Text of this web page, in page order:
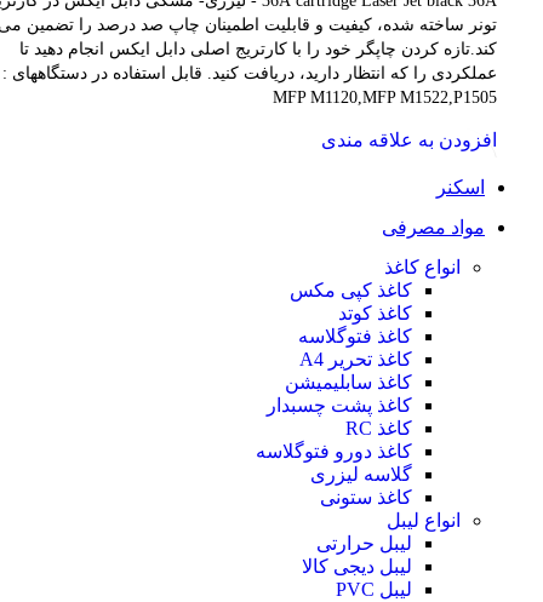
تونر ساخته شده، کیفیت و قابلیت اطمینان چاپ صد درصد را تضمین
کند.تازه کردن چاپگر خود را با کارتریج اصلی دابل ایکس انجام دهید تا
عملکردی را که انتظار دارید، دریافت کنید. قابل استفاده در دستگاههای :
MFP M1120,MFP M1522,P1505
افزودن به علاقه مندی
مشاهده سریع
اسکنر
مواد مصرفی
انواع کاغذ
کاغذ کپی مکس
کاغذ کوتد
کاغذ فتوگلاسه
کاغذ تحریر A4
کاغذ سابلیمیشن
کاغذ پشت چسبدار
کاغذ RC
کاغذ دورو فتوگلاسه
گلاسه لیزری
کاغذ ستونی
انواع لیبل
لیبل حرارتی
لیبل دیجی کالا
لیبل PVC